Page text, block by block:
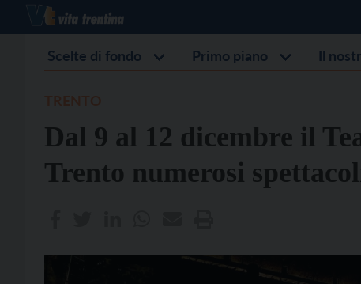
Scelte di fondo Primo piano Il
Dal 9 al 12 dicembre il
Trento numerosi